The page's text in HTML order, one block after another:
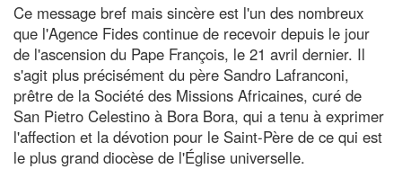
Ce message bref mais sincère est l'un des nombreux
que l'Agence Fides continue de recevoir depuis le jour
de l'ascension du Pape François, le 21 avril dernier. Il
s'agit plus précisément du père Sandro Lafranconi,
prêtre de la Société des Missions Africaines, curé de
San Pietro Celestino à Bora Bora, qui a tenu à exprimer
l'affection et la dévotion pour le Saint-Père de ce qui est
le plus grand diocèse de l'Église universelle.